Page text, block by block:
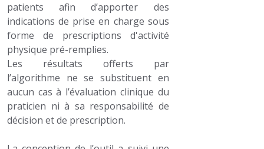
patients afin d’apporter des
indications de prise en charge sous
forme de prescriptions d'activité
physique pré-remplies.
Les résultats offerts par
l’algorithme ne se substituent en
aucun cas à l’évaluation clinique du
praticien ni à sa responsabilité de
décision et de prescription.